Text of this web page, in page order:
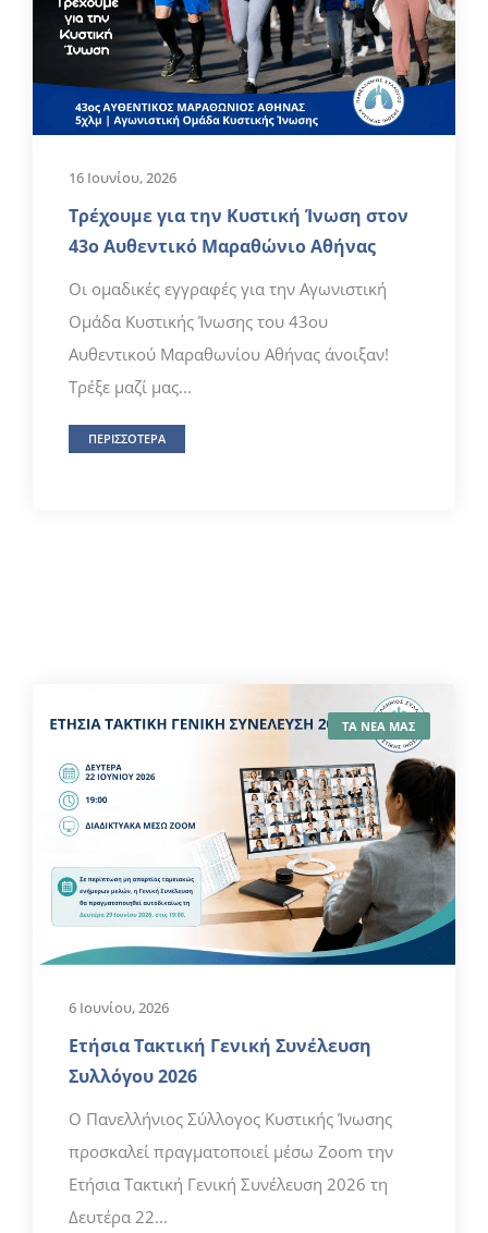
16 Ιουνίου, 2026
Τρέχουμε για την Κυστική Ίνωση στον
43ο Αυθεντικό Μαραθώνιο Αθήνας
Οι ομαδικές εγγραφές για την Αγωνιστική
Ομάδα Κυστικής Ίνωσης του 43ου
Αυθεντικού Μαραθωνίου Αθήνας άνοιξαν!
Τρέξε μαζί μας...
ΠΕΡΙΣΣΟΤΕΡΑ
ΤΑ ΝΕΑ ΜΑΣ
6 Ιουνίου, 2026
Ετήσια Τακτική Γενική Συνέλευση
Συλλόγου 2026
Ο Πανελλήνιος Σύλλογος Κυστικής Ίνωσης
προσκαλεί πραγματοποιεί μέσω Zoom την
Ετήσια Τακτική Γενική Συνέλευση 2026 τη
Δευτέρα 22...